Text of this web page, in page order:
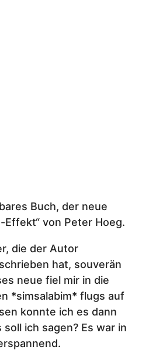
Buch, der neue
Effekt“ von Peter Hoeg.
die der Autor
hat, souverän
neue fiel mir in die
*simsalabim* flugs auf
konnte ich es dann
soll ich sagen? Es war in